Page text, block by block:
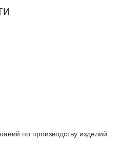
по производству изделий